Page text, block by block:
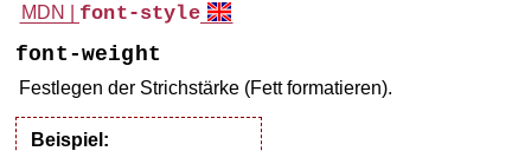
MDN | font-style
font-weight
Festlegen der Strichstärke (Fett formatieren).
Beispiel: